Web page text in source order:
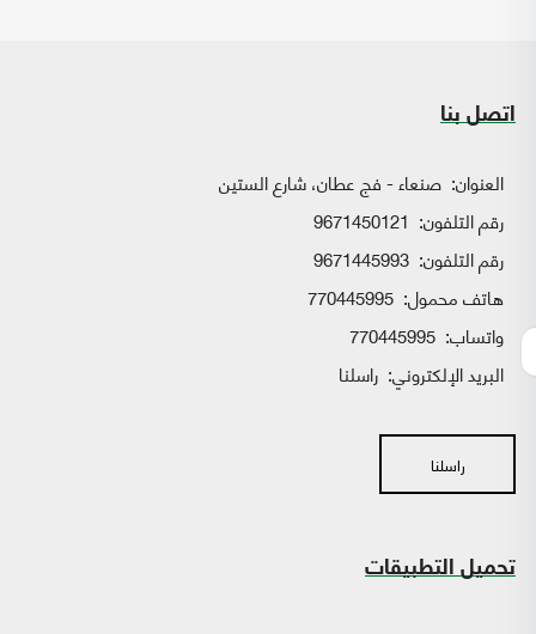
اتصل بنا
العنوان: صنعاء - فج عطان، شارع الستين
رقم التلفون: 9671450121
رقم التلفون: 9671445993
هاتف محمول: 770445995
واتساب:
البريد الإلكتروني: راسلنا
راسلنا
تحميل التطبيقات